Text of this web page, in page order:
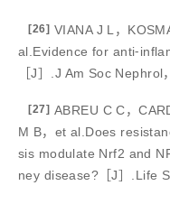
[26] VIANA J L，
al.Evidence for
［J］.J Am Soc
[27] ABREU C C，
M B，et al.Does
sis modulate Nrf2 and
ney disease?［J］.Life